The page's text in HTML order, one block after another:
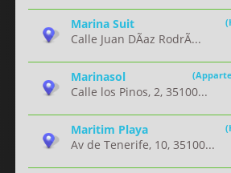
Marina Suit
Calle Juan DÃ­az RodrÃ...
Marinasol
Calle los Pinos, 2, 35100...
Maritim Playa
Av de Tenerife, 10, 35100...